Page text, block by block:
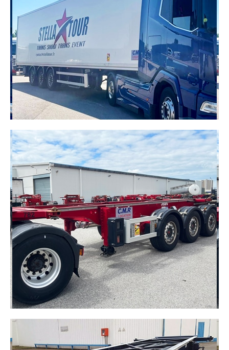
Fiables et performants, nos tracteurs routiers
assurent vos trajets longue distance et vos
livraisons régionales avec efficacité.
DÉCOUVRIR
SEMI-REMORQUE FOURGON
C'est l’une des remorques les plus fréquemment
utilisées dans le transport routier. C’est une solution
sûre et fiable pour le transport de toutes vos
marchandises.
DÉCOUVRIR